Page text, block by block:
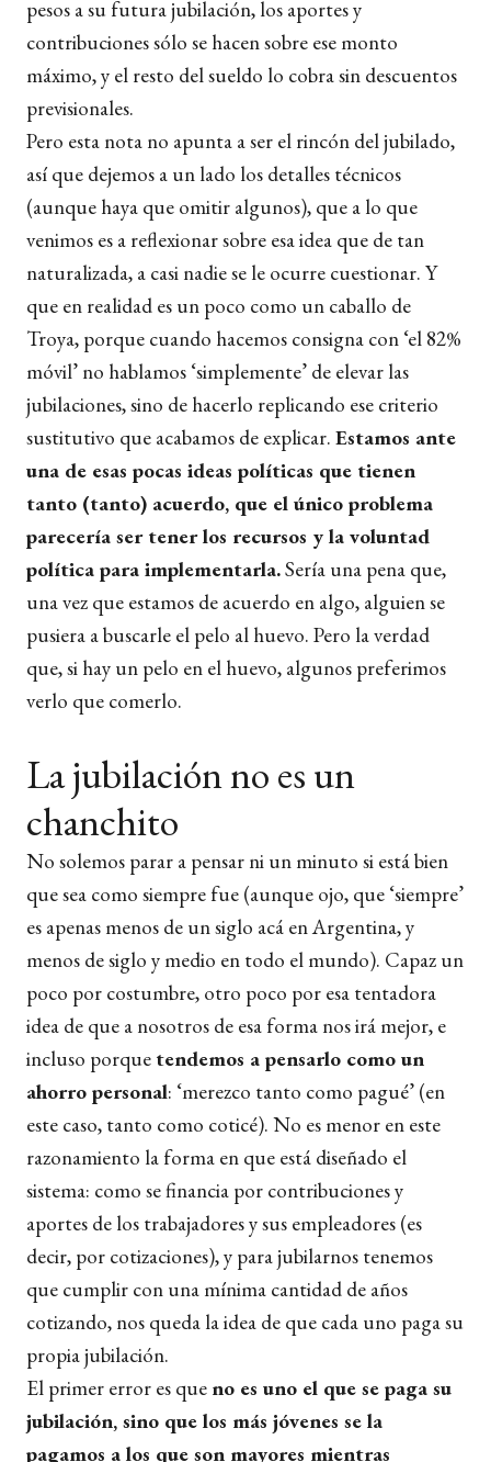
pesos a su futura jubilación, los aportes y
contribuciones sólo se hacen sobre ese monto
máximo, y el resto del sueldo lo cobra sin descuentos
previsionales.
Pero esta nota no apunta a ser el rincón del jubilado,
así que dejemos a un lado los detalles técnicos
(aunque haya que omitir algunos), que a lo que
venimos es a reflexionar sobre esa idea que de tan
naturalizada, a casi nadie se le ocurre cuestionar. Y
que en realidad es un poco como un caballo de
Troya, porque cuando hacemos consigna con ‘el 82%
móvil’ no hablamos ‘simplemente’ de elevar las
jubilaciones, sino de hacerlo replicando ese criterio
sustitutivo que acabamos de explicar. Estamos ante
una de esas pocas ideas políticas que tienen
tanto (tanto) acuerdo, que el único problema
parecería ser tener los recursos y la voluntad
política para implementarla.Sería una pena que,
una vez que estamos de acuerdo en algo, alguien se
pusiera a buscarle el pelo al huevo. Pero la verdad
que, si hay un pelo en el huevo, algunos preferimos
verlo que comerlo.
La jubilación no es un
chanchito
No solemos parar a pensar ni un minuto si está bien
que sea como siempre fue (aunque ojo, que ‘siempre’
es apenas menos de un siglo acá en Argentina, y
menos de siglo y medio en todo el mundo). Capaz un
poco por costumbre, otro poco por esa tentadora
idea de que a nosotros de esa forma nos irá mejor, e
incluso porque tendemos a pensarlo como un
ahorro personal: ‘merezco tanto como pagué’ (en
este caso, tanto como coticé). No es menor en este
razonamiento la forma en que está diseñado el
sistema: como se financia por contribuciones y
aportes de los trabajadores y sus empleadores (es
decir, por cotizaciones), y para jubilarnos tenemos
que cumplir con una mínima cantidad de años
cotizando, nos queda la idea de que cada uno paga su
propia jubilación.
El primer error es que no es uno el que se paga su
jubilación, sino que los más jóvenes se la
pagamos a los que son mayores mientras